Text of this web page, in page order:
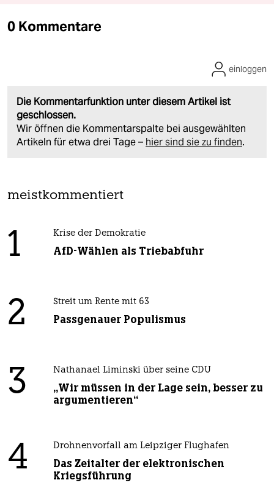
0 Kommentare
Die Kommentarfunktion unter diesem Artikel ist
geschlossen.
Wir öffnen die Kommentarspalte bei ausgewählten
Artikeln für etwa drei Tage – hier sind sie zu finden.
einloggen
meistkommentiert
1 Krise der Demokratie
AfD-Wählen als Triebabfuhr
2 Streit um Rente mit 63
Passgenauer Populismus
3 Nathanael Liminski über seine CDU
„Wir müssen in der Lage sein, besser zu
argumentieren“
4 Drohnenvorfall am Leipziger Flughafen
Das Zeitalter der elektronischen
Kriegsführung